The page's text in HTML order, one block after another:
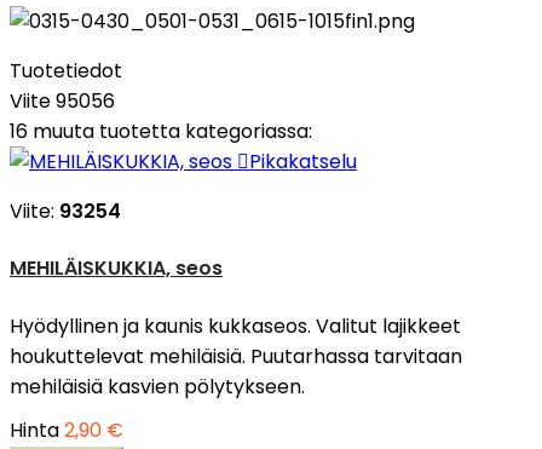
Tuotetiedot
Viite95056
16 muuta tuotetta kategoriassa:
Pikakatselu
Viite: 93254
MEHILÄISKUKKIA, seos
Hyödyllinen ja kaunis kukkaseos. Valitut lajikkeet
houkuttelevat mehiläisiä. Puutarhassa tarvitaan
mehiläisiä kasvien pölytykseen.
Hinta2,90 €